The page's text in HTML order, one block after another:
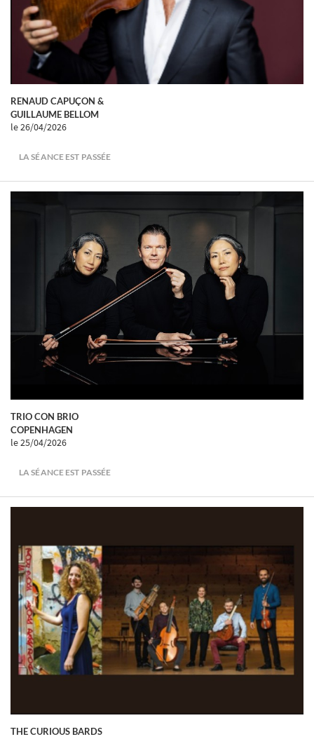
RENAUD CAPUÇON &
GUILLAUME BELLOM
le 26/04/2026
LA SÉANCE EST PASSÉE
TRIO CON BRIO
COPENHAGEN
le 25/04/2026
LA SÉANCE EST PASSÉE
THE CURIOUS BARDS